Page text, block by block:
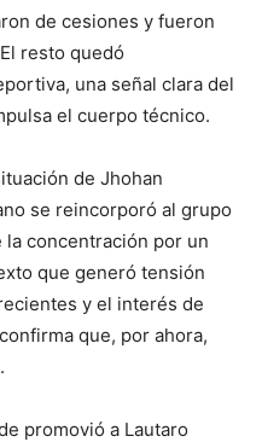
de cesiones y fueron
resto quedó
una señal clara del
el cuerpo técnico.
de Jhohan
se reincorporó al grupo
concentración por un
que generó tensión
y el interés de
que, por ahora,
promovió a Lautaro